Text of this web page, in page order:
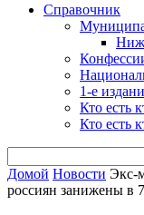
Справочник
1-е
Кто есть
Кто есть
Домой Новости Экс-
россиян занижены в